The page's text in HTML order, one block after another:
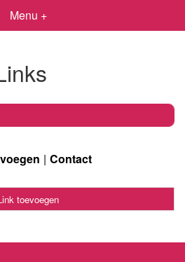
Menu +
Contact
toevoegen